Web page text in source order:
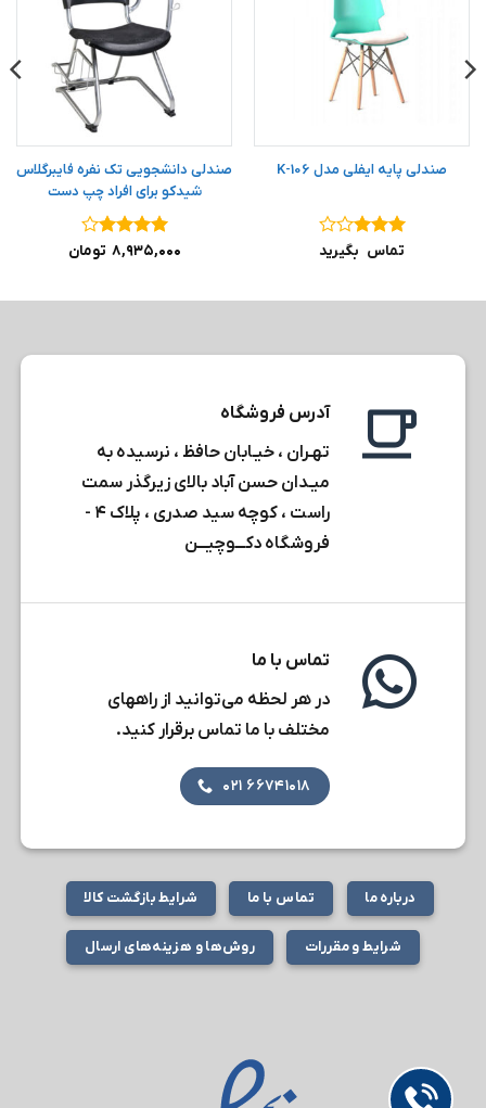
صندلی پایه ایفلی مدل 106-K
نمره ۳
تماس بگیرید
صندلی دانشجویی تک نفره فایبرگلاس
شیدکو برای افراد چپ دست
نمره۴
۸,۹۳۵,۰۰۰ تومان
آدرس فروشگاه
تهـران ، خیـابان حافظ ، نرسیده به
میـدان حسن آباد بالای زیرگذر سمت
راست ، کوچه سید صدری ، پلاک ۴ -
فروشگاه دکـــوچیـــن
تماس با ما
در هر لحظه می‌توانید از راههای
مختلف با ما تماس برقرار کنید.
۶۶۷۴۱۰۱۸ ۰۲۱
درباره ما تماس با ما شرایط بازگشت کالا
شرایط و مقررات روش‌ها و هزینه‌های ارسال